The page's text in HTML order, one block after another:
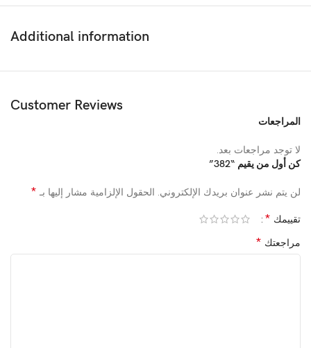
Additional information
Customer Reviews
المراجعات
لا توجد مراجعات بعد.
كن أول من يقيم “382”
لن يتم نشر عنوان بريدك الإلكتروني. الحقول الإلزامية مشار إليها بـ *
تقييمك *
مراجعتك *